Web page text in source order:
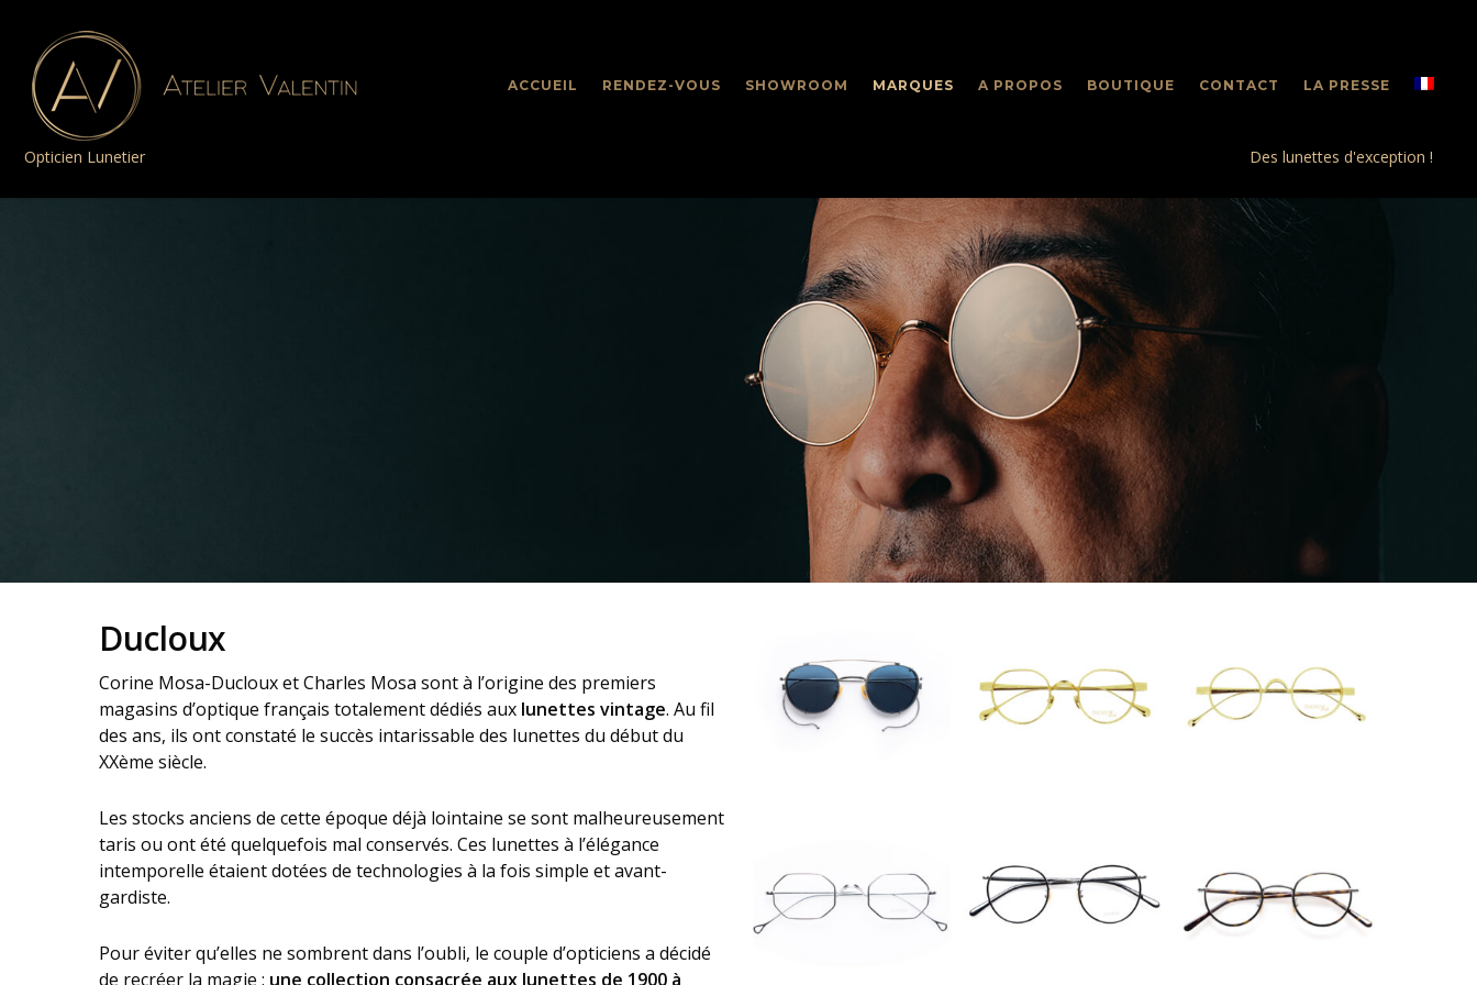
Opticien Lunetier
ACCUEIL RENDEZ-VOUS SHOWROOM MARQUES A PROPOS BOUTIQUE CONTACT LA PRESSE
Des lunettes d'exception !
Ducloux
Corine Mosa-Ducloux et Charles Mosa sont à l’origine des premiers
magasins d’optique français totalement dédiés aux lunettes vintage. Au fil
des ans, ils ont constaté le succès intarissable des lunettes du début du
XXème siècle.
Les stocks anciens de cette époque déjà lointaine se sont malheureusement
taris ou ont été quelquefois mal conservés. Ces lunettes à l’élégance
intemporelle étaient dotées de technologies à la fois simple et avant-
gardiste.
Pour éviter qu’elles ne sombrent dans l’oubli, le couple d’opticiens a décidé
de recréer la magie : une collection consacrée aux lunettes de 1900 à